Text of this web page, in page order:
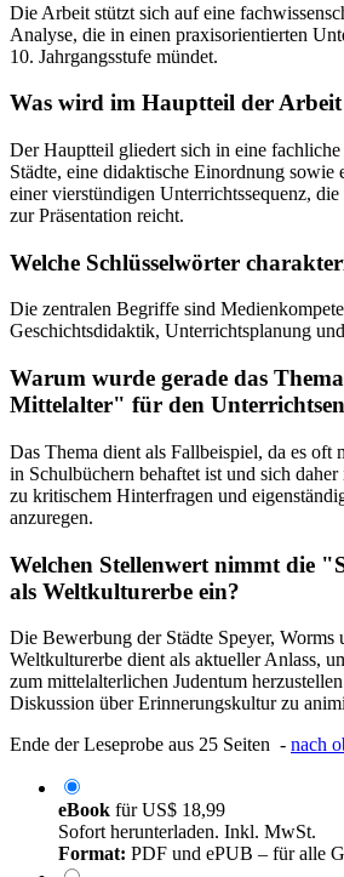
Die Arbeit stützt sich auf eine
Analyse, die in einen praxisorientierten
10. Jahrgangsstufe mündet.
Was wird im Hauptteil der Arbeit
Der Hauptteil gliedert sich in eine
Städte, eine didaktische Einordnung sowie
einer vierstündigen Unterrichtssequenz,
zur Präsentation reicht.
Welche Schlüsselwörter
Die zentralen Begriffe sind
Geschichtsdidaktik, Unterrichtsplanung
Warum wurde gerade das
Mittelalter" für den
Das Thema dient als Fallbeispiel, da es oft
in Schulbüchern behaftet ist und sich
zu kritischem Hinterfragen und
anzuregen.
Welchen Stellenwert nimmt die
als Weltkulturerbe ein?
Die Bewerbung der Städte Speyer, Worms
Weltkulturerbe dient als aktueller Anlass,
zum mittelalterlichen Judentum
Diskussion über Erinnerungskultur zu
Ende der Leseprobe aus 25 Seiten - nach
eBook fürUS$ 18,99
Sofort herunterladen. Inkl. MwSt.
Format: PDF und ePUB – für alle